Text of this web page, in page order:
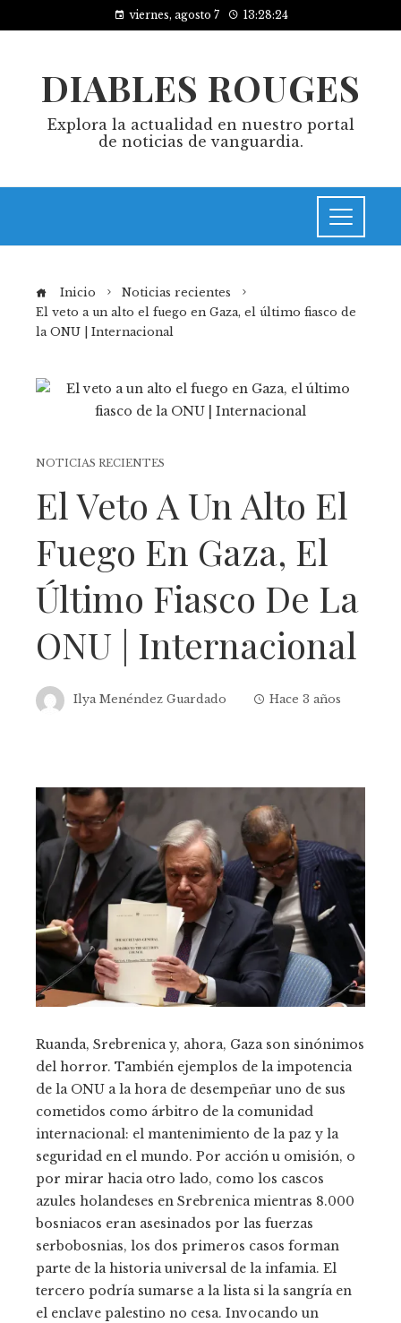
viernes, agosto 7 13:28:25
DIABLES ROUGES
Explora la actualidad en nuestro portal
de noticias de vanguardia.
Inicio
Noticias recientes
El veto a un alto el fuego en Gaza, el último fiasco de
la ONU | Internacional
NOTICIAS RECIENTES
El Veto A Un Alto El
Fuego En Gaza, El
Último Fiasco De La
ONU | Internacional
Ilya Menéndez Guardado Hace 3 años
Ruanda, Srebrenica y, ahora, Gaza son sinónimos
del horror. También ejemplos de la impotencia
de la ONU a la hora de desempeñar uno de sus
cometidos como árbitro de la comunidad
internacional: el mantenimiento de la paz y la
seguridad en el mundo. Por acción u omisión, o
por mirar hacia otro lado, como los cascos
azules holandeses en Srebrenica mientras 8.000
bosniacos eran asesinados por las fuerzas
serbobosnias, los dos primeros casos forman
parte de la historia universal de la infamia. El
tercero podría sumarse a la lista si la sangría en
el enclave palestino no cesa. Invocando un